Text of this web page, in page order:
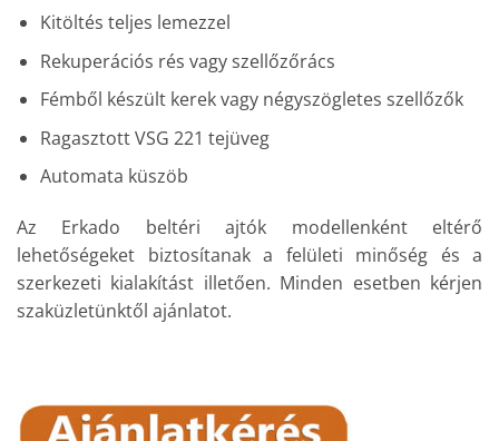
Kitöltés teljes lemezzel
Rekuperációs rés vagy szellőzőrács
Fémből készült kerek vagy négyszögletes szellőzők
Ragasztott VSG 221 tejüveg
Automata küszöb
Az Erkado beltéri ajtók modellenként eltérő
lehetőségeket biztosítanak a felületi minőség és a
szerkezeti kialakítást illetően. Minden esetben kérjen
szaküzletünktől ajánlatot.